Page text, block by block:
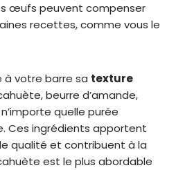
œufs peuvent compenser
recettes, comme vous le
à votre barre sa texture
beurre d’amande,
quelle purée
Ces ingrédients apportent
qualité et contribuent à la
est le plus abordable